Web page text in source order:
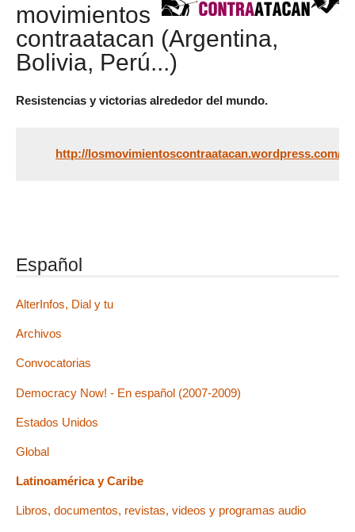
movimientos
contraatacan (Argentina,
Bolivia, Perú...)
Resistencias y victorias alrededor del mundo.
http://losmovimientoscontraatacan.wordpress.com/
Español
AlterInfos, Dial y tu
Archivos
Convocatorias
Democracy Now! - En español (2007-2009)
Estados Unidos
Global
Latinoamérica y Caribe
Libros, documentos, revistas, videos y programas audio